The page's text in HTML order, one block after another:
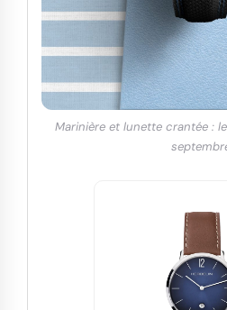
Marinière et lunette crantée :